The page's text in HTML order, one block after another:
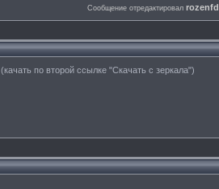
Сообщение отредактировал rozenfd
(качать по второй ссылке "Скачать с зеркала")